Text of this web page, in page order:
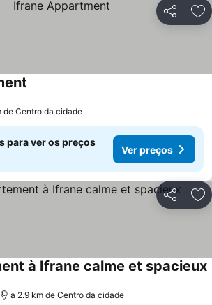
Partilhar
de Centro da cidade
para ver os preços
Ver preços
Partilhar
à Ifrane calme et spacieux
a 2.9 km de Centro da cidade